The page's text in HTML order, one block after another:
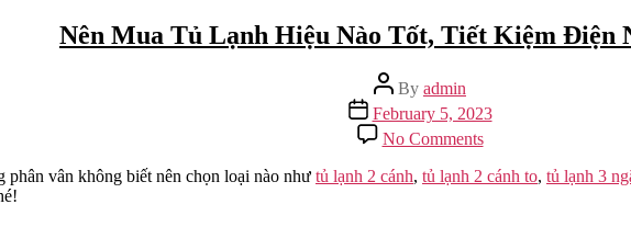
Nên Mua Tủ Lạnh Hiệu Nào Tốt, Tiết Kiệm Điện
Post
author
By admin
Post
date
February 5, 2023
No Commentson
Nên
Mua
phân vân không biết nên chọn loại nào như tủ lạnh 2 cánh, tủ lạnh 2 cánh to, tủ lạnh 3